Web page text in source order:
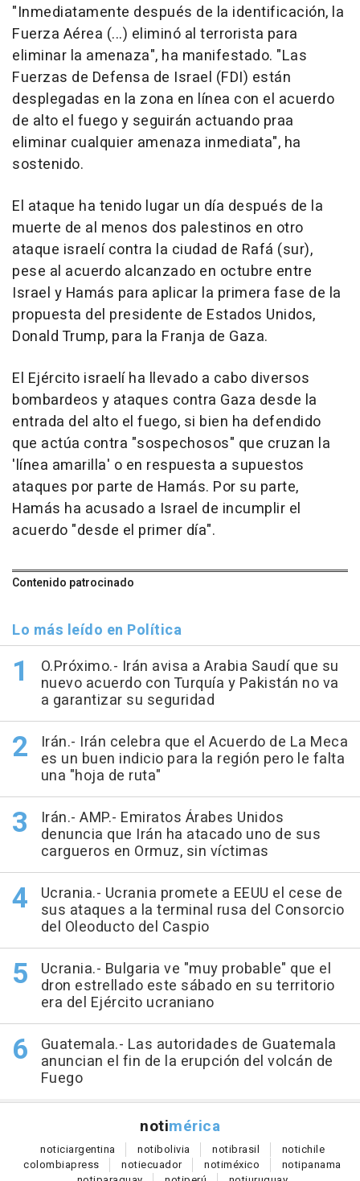
"Inmediatamente después de la identificación, la
Fuerza Aérea (...) eliminó al terrorista para
eliminar la amenaza", ha manifestado. "Las
Fuerzas de Defensa de Israel (FDI) están
desplegadas en la zona en línea con el acuerdo
de alto el fuego y seguirán actuando praa
eliminar cualquier amenaza inmediata", ha
sostenido.
El ataque ha tenido lugar un día después de la
muerte de al menos dos palestinos en otro
ataque israelí contra la ciudad de Rafá (sur),
pese al acuerdo alcanzado en octubre entre
Israel y Hamás para aplicar la primera fase de la
propuesta del presidente de Estados Unidos,
Donald Trump, para la Franja de Gaza.
El Ejército israelí ha llevado a cabo diversos
bombardeos y ataques contra Gaza desde la
entrada del alto el fuego, si bien ha defendido
que actúa contra "sospechosos" que cruzan la
'línea amarilla' o en respuesta a supuestos
ataques por parte de Hamás. Por su parte,
Hamás ha acusado a Israel de incumplir el
acuerdo "desde el primer día".
Contenido patrocinado
Lo más leído en Política
O.Próximo.- Irán avisa a Arabia Saudí que su
nuevo acuerdo con Turquía y Pakistán no va
a garantizar su seguridad
Irán.- Irán celebra que el Acuerdo de La Meca
es un buen indicio para la región pero le falta
una "hoja de ruta"
Irán.- AMP.- Emiratos Árabes Unidos
denuncia que Irán ha atacado uno de sus
cargueros en Ormuz, sin víctimas
Ucrania.- Ucrania promete a EEUU el cese de
sus ataques a la terminal rusa del Consorcio
del Oleoducto del Caspio
Ucrania.- Bulgaria ve "muy probable" que el
dron estrellado este sábado en su territorio
era del Ejército ucraniano
Guatemala.- Las autoridades de Guatemala
anuncian el fin de la erupción del volcán de
Fuego
notimérica
noticiargentina notibolivia notibrasil notichile
colombiapress notiecuador notiméxico notipanama